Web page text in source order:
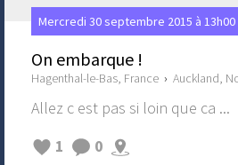
Mercredi 30 septembre 2015 à 13h00
On embarque !
Hagenthal-le-Bas, France › Auckland,
Allez c est pas si loin que ca ...
1
0